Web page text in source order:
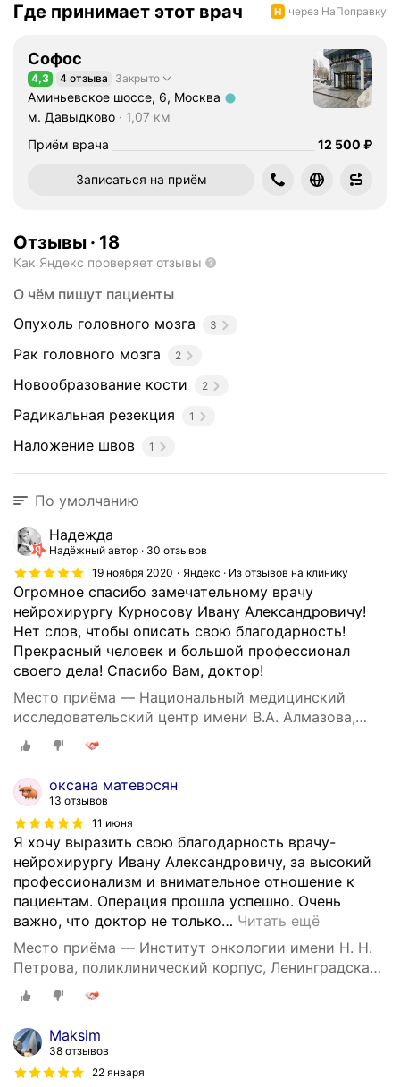
д
н
о
с
т
в
е
н
н
ы
х
н
р
а
з
о
в
а
н
Где принимает этот врач через НаПоправку
Софос
Рейтинг 4,3 из 5
4,3 4 отзыва Закрыто
Аминьевское шоссе, 6, Москва
Метро м. Давыдково Расстояние 1,07 км
м. Давыдково
1,07 км
Приём врача
Цена
12500
12 500 ₽
Записаться на приём
Отзывы · 18
Как Яндекс проверяет отзывы
О чём пишут пациенты
Опухоль головного мозга
3
Рак головного мозга 2
Новообразование кости 2
Радикальная резекция 1
Наложение швов 1
По умолчанию
Надежда
Надёжный автор
30 отзывов
19 ноября 2020
Яндекс · Из отзывов на клинику
Огромное спасибо замечательному врачу
нейрохирургу Курносову Ивану Александровичу!
Нет слов, чтобы описать свою благодарность!
Прекрасный человек и большой профессионал
своего дела! Спасибо Вам, доктор!
Место приёма — Национальный медицинский
исследовательский центр имени В.А. Алмазова,
улица Аккуратова, 2
оксана матевосян
13 отзывов
11 июня
Я хочу выразить свою благодарность врачу-
нейрохирургу Ивану Александровичу, за высокий
профессионализм и внимательное отношение к
пациентам. Операция прошла успешно. Очень
важно, что доктор не только… Читать ещё
Место приёма — Институт онкологии имени Н. Н.
Петрова, поликлинический корпус, Ленинградская
улица, 68
Maksim
38 отзывов
22 января